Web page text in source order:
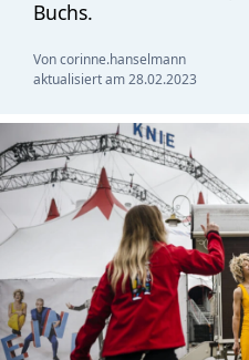
Buchs.
Von corinne.hanselmann
aktualisiert am28.02.2023